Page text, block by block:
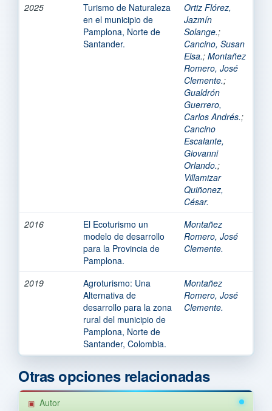
2025
Turismo de Naturaleza
en el municipio de
Pamplona, Norte de
Santander.
Ortiz Flórez,
Jazmín
Solange.;
Cancino, Susan
Elsa.; Montañez
Romero, José
Clemente.;
Gualdrón
Guerrero,
Carlos Andrés.;
Cancino
Escalante,
Giovanni
Orlando.;
Villamizar
Quiñonez,
César.
2016
El Ecoturismo un
modelo de desarrollo
para la Provincia de
Pamplona.
Montañez
Romero, José
Clemente.
2019
Agroturismo: Una
Alternativa de
desarrollo para la zona
rural del municipio de
Pamplona, Norte de
Santander, Colombia.
Montañez
Romero, José
Clemente.
Otras opciones relacionadas
Autor